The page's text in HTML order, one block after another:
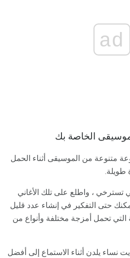
ad
الخاصة بك
متنوعة من الموسيقى أثناء الحمل
طويلة.
تسترخي ، واطلع على تلك الأغاني
حتى التفكير في إنشاء عدد قليل
التي تحمل أمزجة مختلفة وأنواع من
يلدن أثناء الاستماع إلى أفضل